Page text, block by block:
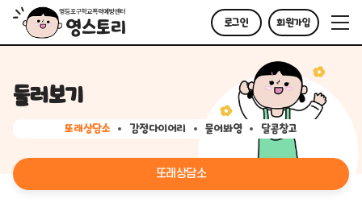
로그인 회원가입
둘러보기
또래상담소 감정다이어리 물어봐영 달콤창고
또래상담소